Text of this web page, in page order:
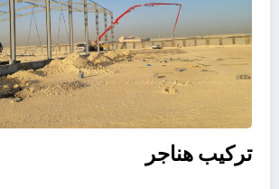
تركيب هناجر